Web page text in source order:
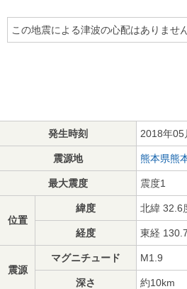
この地震による津波の心配はありません
発生時刻 2018年
震源地 熊本県熊
最大震度 震度1
位置
緯度 北緯 32.6
経度 東経
震源
マグニチュード M1.9
深さ 約10km